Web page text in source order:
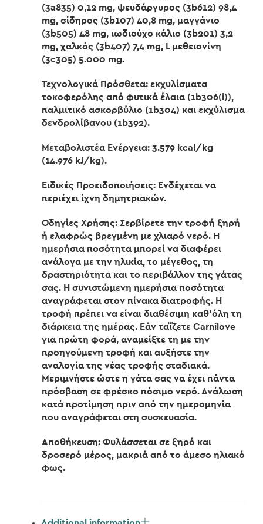
(3a835) 0,12 mg, ψευδάργυρος (3b612) 98,4
mg, σίδηρος (3b107) 40,8 mg, μαγγάνιο
(3b505) 48 mg, ιωδιούχο κάλιο (3b201) 3,2
mg, χαλκός (3b407) 7,4 mg, L μεθειονίνη
(3c305) 5.000 mg.
Τεχνολογικά Πρόσθετα: εκχυλίσματα
τοκοφερόλης από φυτικά έλαια (1b306(i)),
παλμιτικό ασκορβύλιο (1b304) και εκχύλισμα
δενδρολίβανου (1b392).
Μεταβολιστέα Ενέργεια: 3.579 kcal/kg
(14.976 kJ/kg).
Ειδικές Προειδοποιήσεις: Ενδέχεται να
περιέχει ίχνη δημητριακών.
Οδηγίες Χρήσης: Σερβίρετε την τροφή ξηρή
ή ελαφρώς βρεγμένη με χλιαρό νερό. Η
ημερήσια ποσότητα μπορεί να διαφέρει
ανάλογα με την ηλικία, το μέγεθος, τη
δραστηριότητα και το περιβάλλον της γάτας
σας. Η συνιστώμενη ημερήσια ποσότητα
αναγράφεται στον πίνακα διατροφής. Η
τροφή πρέπει να είναι διαθέσιμη καθ’όλη τη
διάρκεια της ημέρας. Εάν ταΐζετε Carnilove
για πρώτη φορά, αναμείξτε τη με την
προηγούμενη τροφή και αυξήστε την
αναλογία της νέας τροφής σταδιακά.
Μεριμνήστε ώστε η γάτα σας να έχει πάντα
πρόσβαση σε φρέσκο πόσιμο νερό. Ανάλωση
κατά προτίμηση πριν από την ημερομηνία
που αναγράφεται στη συσκευασία.
Αποθήκευση: Φυλάσσεται σε ξηρό και
δροσερό μέρος, μακριά από το άμεσο ηλιακό
φως.